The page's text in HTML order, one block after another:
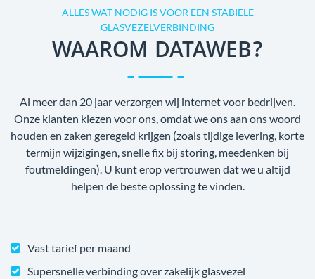
ALLES WAT NODIG IS VOOR EEN STABIELE
GLASVEZELVERBINDING
WAAROM DATAWEB?
Al meer dan 20 jaar verzorgen wij internet voor bedrijven.
Onze klanten kiezen voor ons, omdat we ons aan ons woord
houden en zaken geregeld krijgen (zoals tijdige levering, korte
termijn wijzigingen, snelle fix bij storing, meedenken bij
foutmeldingen). U kunt erop vertrouwen dat we u altijd
helpen de beste oplossing te vinden.
Vast tarief per maand
Supersnelle verbinding over zakelijk glasvezel